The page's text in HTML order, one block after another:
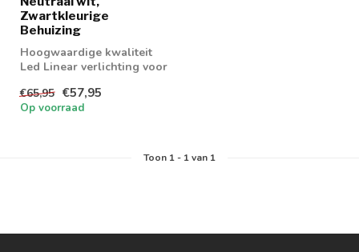
Zwartkleurige
Behuizing
Hoogwaardige kwaliteit
Led Linear verlichting voor
werkplaatsen en...
€65,95 €57,95
Op voorraad
Toon 1- 1van 1